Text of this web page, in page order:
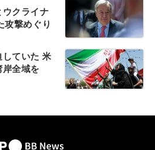
クライナ
攻撃めぐり
ていた 米
全域を